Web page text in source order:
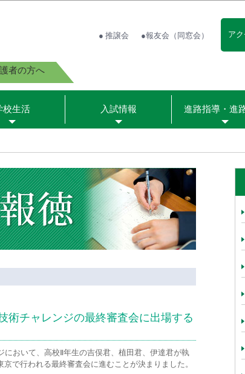
● 推譲会 ●報友会（同窓会） ア
者の方へ
校生活 入試情報 進路指導・進
術チャレンジの最終審査会に出場する
において、高校Ⅱ年生の吉俣君、植田君、伊達君が執
で行われる最終審査会に進むことが決まりました。